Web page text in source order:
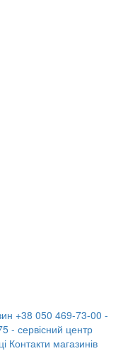
+38 050 469-73-00 -
- сервісний центр
Контакти магазинів